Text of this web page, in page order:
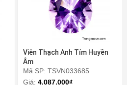
Viên Thạch Anh Tím Huyền
Âm
Mã SP: TSVN033685
Giá:4.087.000₫